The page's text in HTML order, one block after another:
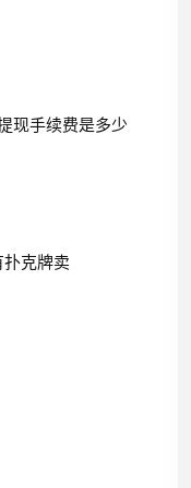
现手续费是多少
克牌卖